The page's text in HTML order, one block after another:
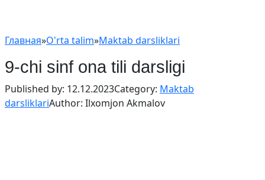
Главная»O'rta talim»Maktab darsliklari
9-chi sinf ona tili darsligi
Published by: 12.12.2023Category: Maktab
darsliklariAuthor: Ilxomjon Akmalov